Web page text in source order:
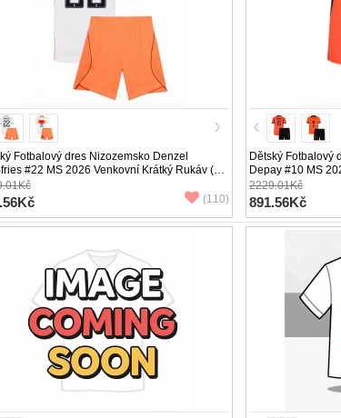
Fotbalový dres Nizozemsko Denzel
#22 MS 2026 Venkovní Krátký Rukáv (+
(110)
Dětský Fotbalový
Depay #10 MS
trenýrky)
2229.01Kč
891.56Kč